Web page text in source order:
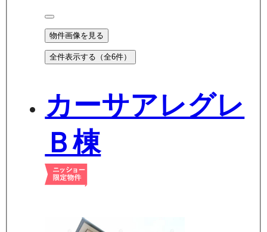
物件画像を見る
全件表示する（全6件）
カーサアレグレ
Ｂ棟